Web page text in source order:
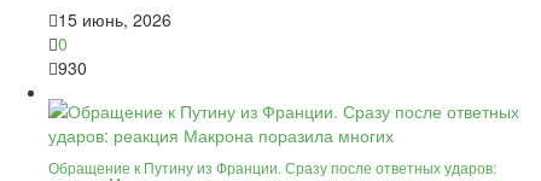
15 июнь, 2026
0
930
Обращение к Путину из Франции. Сразу после ответных ударов: